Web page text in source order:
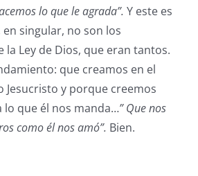
lo que le agrada”. Y este es
singular, no son los
la Ley de Dios, que eran tantos.
que creamos en el
Jesucristo y porque creemos
lo que él nos manda…” Que nos
como él nos amó”. Bien.